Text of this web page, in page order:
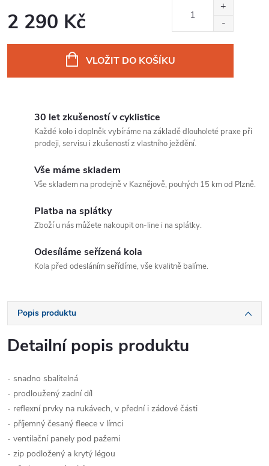
2 290 Kč
VLOŽIT DO KOŠÍKU
30 let zkušeností v cyklistice
Každé kolo i doplněk vybíráme na základě dlouholeté praxe při
prodeji, servisu i zkušeností z vlastního ježdění.
Vše máme skladem
Vše skladem na prodejně v Kaznějově, pouhých 15 km od Plzně.
Platba na splátky
Zboží u nás můžete nakoupit on-line i na splátky.
Odesíláme seřízená kola
Kola před odesláním seřídíme, vše kvalitně balíme.
Popis produktu
Detailní popis produktu
- snadno sbalitelná
- prodloužený zadní díl
- reflexní prvky na rukávech, v přední i zádové části
- příjemný česaný fleece v límci
- ventilační panely pod pažemi
- zip podložený a krytý légou